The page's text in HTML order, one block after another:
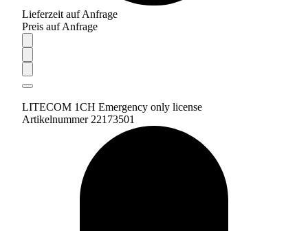
Lieferzeit auf Anfrage
Preis auf Anfrage
LITECOM 1CH Emergency only license
Artikelnummer 22173501